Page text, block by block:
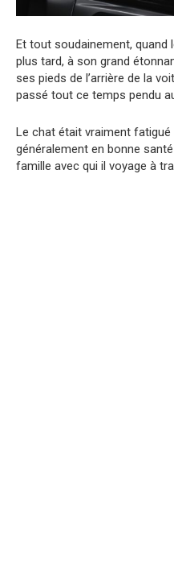
Et tout soudainement,
plus tard, à son grand
ses pieds de l’arrière de la
passé tout ce temps pendu
Le chat était vraiment
généralement en bonne
famille avec qui il voyage à